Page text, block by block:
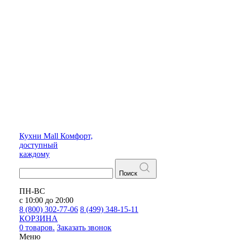
Кухни Mall Комфорт,
доступный
каждому
Поиск
ПН-ВС
с 10:00 до 20:00
8 (800) 302-77-06 8 (499) 348-15-11
КОРЗИНА
0 товаров. Заказать звонок
Меню